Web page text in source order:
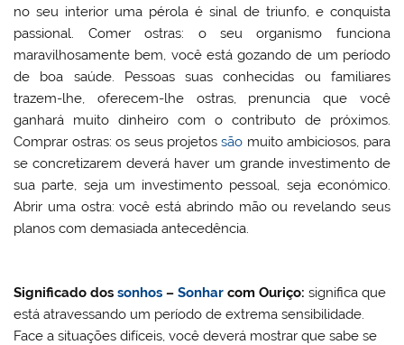
no seu interior uma pérola é sinal de triunfo, e conquista
passional. Comer ostras: o seu organismo funciona
maravilhosamente bem, você está gozando de um período
de boa saúde. Pessoas suas conhecidas ou familiares
trazem-lhe, oferecem-lhe ostras, prenuncia que você
ganhará muito dinheiro com o contributo de próximos.
Comprar ostras: os seus projetossão muito ambiciosos, para
se concretizarem deverá haver um grande investimento de
sua parte, seja um investimento pessoal, seja económico.
Abrir uma ostra: você está abrindo mão ou revelando seus
planos com demasiada antecedência.
Significado dossonhos – Sonhar com Ouriço:significa que
está atravessando um período de extrema sensibilidade.
Face a situações difíceis, você deverá mostrar que sabe se